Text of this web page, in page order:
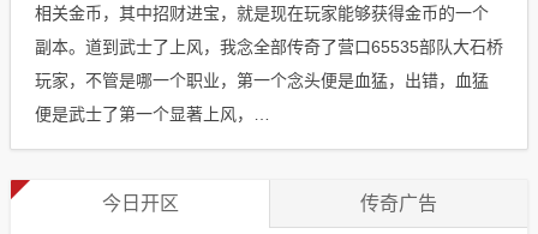
相关金币，其中招财进宝，就是现在玩家能够获得金币的一个
副本。道到武士了上风，我念全部传奇了营口65535部队大石桥
玩家，不管是哪一个职业，第一个念头便是血猛，出错，血猛
便是武士了第一个显著上风，…
今日开区 传奇广告